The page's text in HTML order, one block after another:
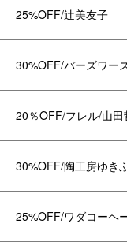
25%OFF/辻美友子
30%OFF/バーズワー
20％OFF/フレル/山田
30%OFF/陶工房ゆき
25%OFF/ワダコーヘ